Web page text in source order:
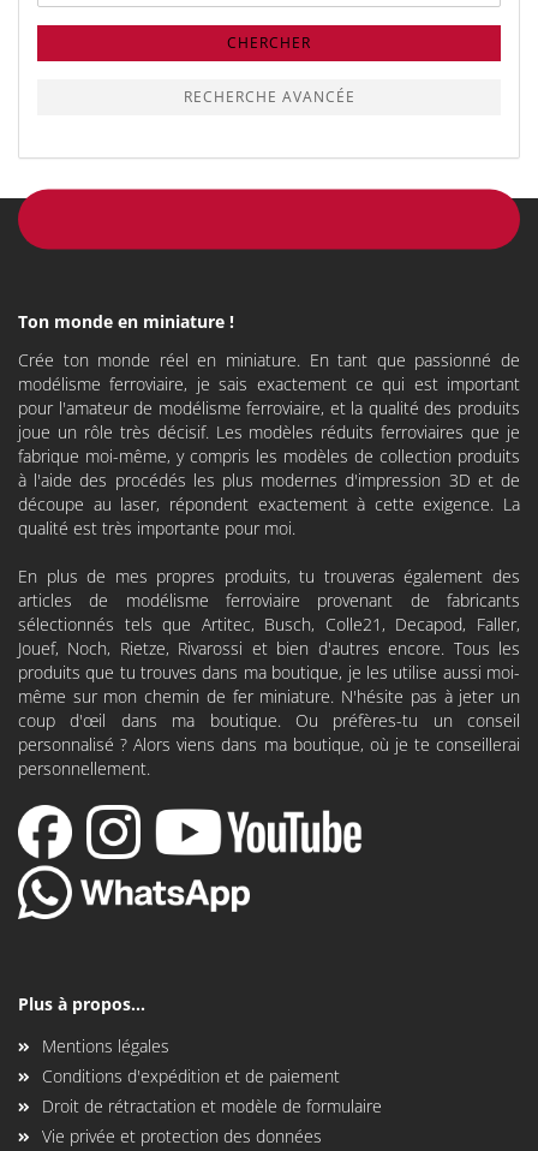
de
CHERCHER
RECHERCHE AVANCÉE
Ton monde en miniature !
Crée ton monde réel en miniature. En tant que passionné de
modélisme ferroviaire, je sais exactement ce qui est important
pour l'amateur de modélisme ferroviaire, et la qualité des produits
joue un rôle très décisif. Les modèles réduits ferroviaires que je
fabrique moi-même, y compris les modèles de collection produits
à l'aide des procédés les plus modernes d'impression 3D et de
découpe au laser, répondent exactement à cette exigence. La
qualité est très importante pour moi.
En plus de mes propres produits, tu trouveras également des
articles de modélisme ferroviaire provenant de fabricants
sélectionnés tels que Artitec, Busch, Colle21 , Decapod, Faller,
Jouef, Noch, Rietze, Rivarossi et bien d'autres encore. Tous les
produits que tu trouves dans ma boutique, je les utilise aussi moi-
même sur mon chemin de fer miniature. N'hésite pas à jeter un
coup d'œil dans ma boutique. Ou préfères-tu un conseil
personnalisé ? Alors viens dans ma boutique, où je te conseillerai
personnellement.
Plus à propos...
Mentions légales
Conditions d'expédition et de paiement
Droit de rétractation et modèle de formulaire
Vie privée et protection des données